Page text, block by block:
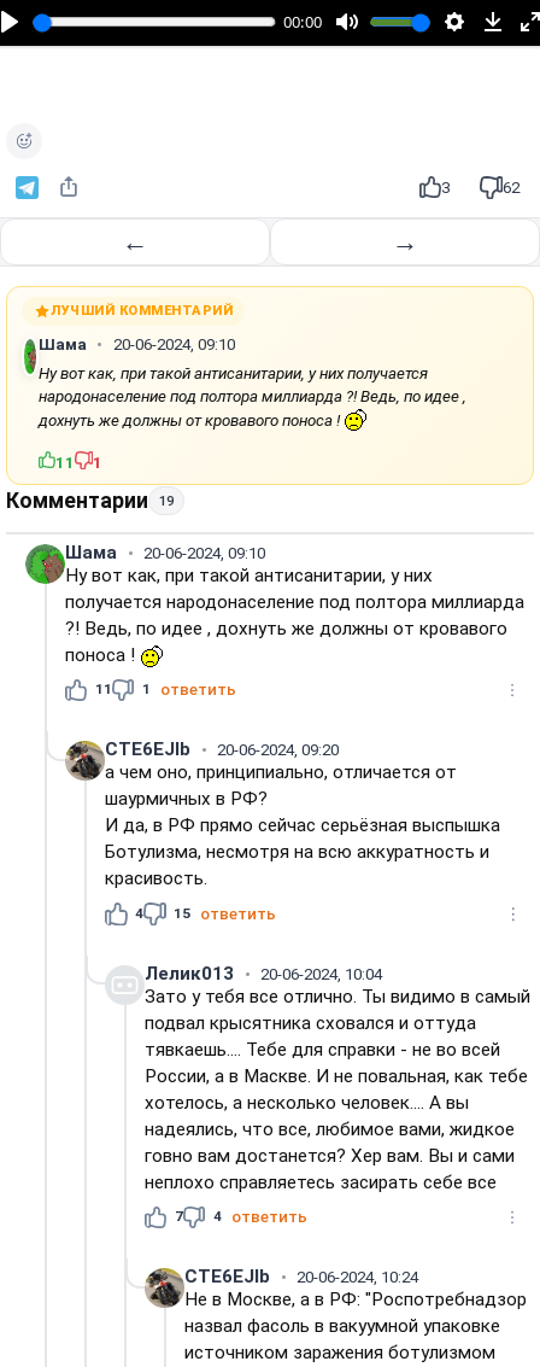
00:00
п
и
3 62
← →
ЛУЧШИЙ КОММЕНТАРИЙ
Шама
20-06-2024, 09:10
Ну вот как, при такой антисанитарии, у них получается
народонаселение под полтора миллиарда ?! Ведь, по идее ,
дохнуть же должны от кровавого поноса !
11 1
Комментарии 19
Шама 20-06-2024, 09:10
Ну вот как, при такой антисанитарии, у них
получается народонаселение под полтора миллиарда
?! Ведь, по идее , дохнуть же должны от кровавого
поноса !
11 1 ответить
CTE6EJIb 20-06-2024, 09:20
а чем оно, принципиально, отличается от
шаурмичных в РФ?
И да, в РФ прямо сейчас серьёзная выспышка
Ботулизма, несмотря на всю аккуратность и
красивость.
4 15 ответить
Лелик013 20-06-2024, 10:04
Зато у тебя все отлично. Ты видимо в самый
подвал крысятника сховался и оттуда
тявкаешь.... Тебе для справки - не во всей
России, а в Маскве. И не повальная, как тебе
хотелось, а несколько человек.... А вы
надеялись, что все, любимое вами, жидкое
говно вам достанется? Хер вам. Вы и сами
неплохо справляетесь засирать себе все
7 4 ответить
CTE6EJIb 20-06-2024, 10:24
Не в Москве, а в РФ: "Роспотребнадзор
назвал фасоль в вакуумной упаковке
источником заражения ботулизмом